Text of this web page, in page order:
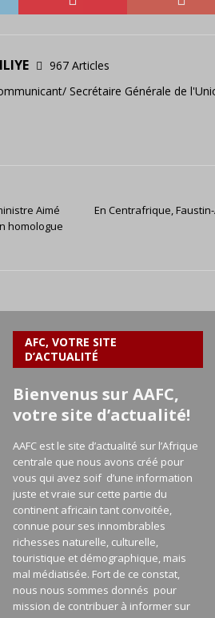
967 Articles
Secrétaire Générale de
Aimé
homologue
En Centrafrique,
AFC, VOTRE SITE
D’ACTUALITÉ
Bienvenus sur AAFC,
votre site d’actualité!
AAFC est le site d’actualité sur l’Afrique
centrale que nous avons créé pour
vous qui avez soif d’une information
juste et vraie sur cette partie du
continent africain tant convoitée,
connue pour ses innombrables
richesses naturelle, culturelle,
touristique et démographique, mais
mal médiatisée. Fort de ce constat,
nous nous sommes donnés pour
mission de contribuer à informer sur